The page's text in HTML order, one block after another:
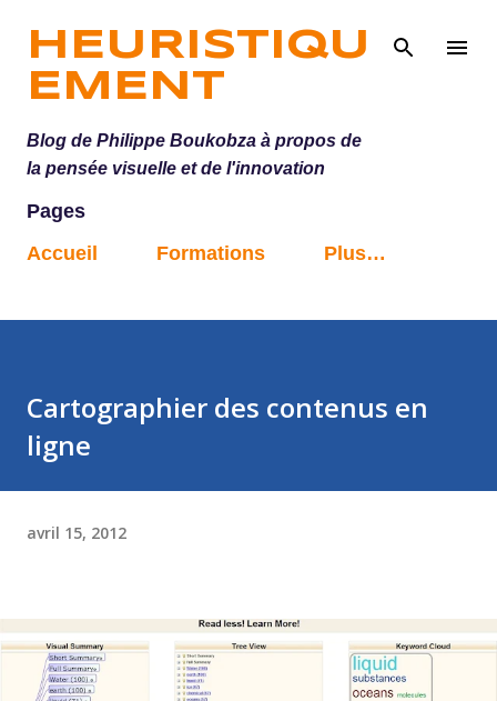
Accéder au contenu principal
HEURISTIQU
EMENT
Blog de Philippe Boukobza à propos de
la pensée visuelle et de l'innovation
Pages
Accueil
Formations Plus…
Cartographier des contenus en
ligne
avril 15, 2012